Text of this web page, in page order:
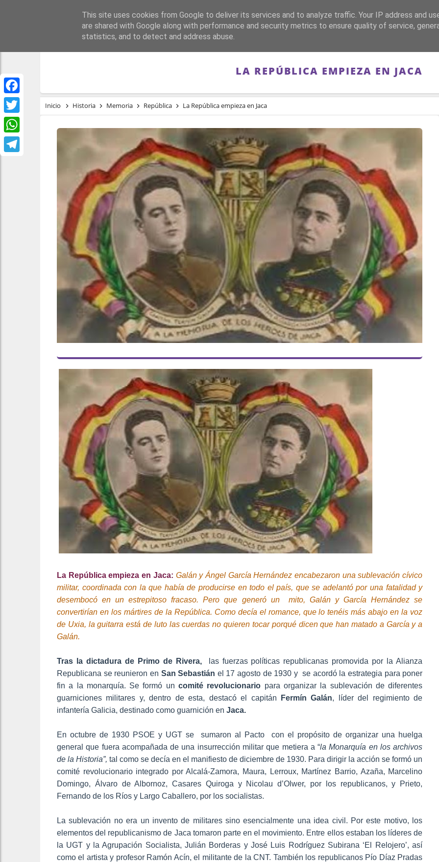
Facebook
Twitter
WhatsApp
PORTADA REPÚBLICA FRANQUISMO GUERRA DE ESPAÑA MEMORIA
LA REPÚBLICA EMPIEZA EN JACA
Inicio Historia Memoria República La República empieza en Jaca
La República empieza en Jaca: Galán y Ángel García Hernández encabezaron una sublevación cívico
militar, coordinada con la que había de producirse en todo el país, que se adelantó por una fatalidad y
desembocó en un estrepitoso fracaso. Pero que generó un mito, Galán y García Hernández se
convertirían en los mártires de la República. Como decía el romance, que lo tenéis más abajo en la voz
de Uxia, la guitarra está de luto las cuerdas no quieren tocar porqué dicen que han matado a García y a
Galán.
Tras la dictadura de Primo de Rivera,
las fuerzas políticas republicanas promovida por la Alianza
Republicana se reunieron en San Sebastián el 17 agosto de 1930 y se acordó la estrategia para poner
fin a la monarquía. Se formó uncomité revolucionario para organizar la sublevación de diferentes
guarniciones militares y, dentro de esta, destacó el capitán
Fermín Galán, líder del regimiento de
infantería Galicia, destinado como guarnición en Jaca.
En octubre de 1930 PSOE y UGT se sumaron al Pacto con el propósito de organizar una huelga
general que fuera acompañada de una insurrección militar que metiera a “la Monarquía en los archivos
de la Historia”, tal como se decía en el manifiesto de diciembre de 1930. Para dirigir la acción se formó un
comité revolucionario integrado por Alcalá-Zamora, Maura, Lerroux, Martínez Barrio, Azaña, Marcelino
Domingo, Álvaro de Albornoz, Casares Quiroga y Nicolau d’Olwer, por los republicanos, y Prieto,
Fernando de los Ríos y Largo Caballero, por los socialistas.
La sublevación no era un invento de militares sino esencialmente una idea civil. Por este motivo, los
elementos del republicanismo de Jaca tomaron parte en el movimiento. Entre ellos estaban los líderes de
la UGT y la Agrupación Socialista, Julián Borderas y José Luis Rodríguez Subirana ‘El Relojero’, así
como el artista y profesor Ramón Acín, el militante de la CNT. También los republicanos Pío Díaz Pradas
This site uses cookies from Google to deliver its services and to analyze traffic. Your IP address and
are shared with Google along with performance and security metrics to ensure quality of service,
statistics, and to detect and address abuse.